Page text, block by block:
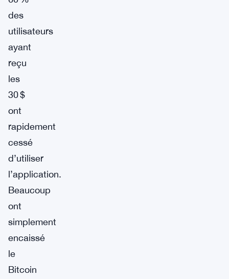
des
utilisateurs
ayant
reçu
les
30 $
ont
rapidement
cessé
d’utiliser
l’application.
Beaucoup
ont
simplement
encaissé
le
Bitcoin